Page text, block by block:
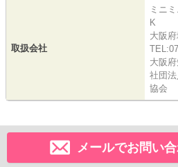
取扱会社
ミニ
K
大阪
大阪
社団
協会
メールでお問い